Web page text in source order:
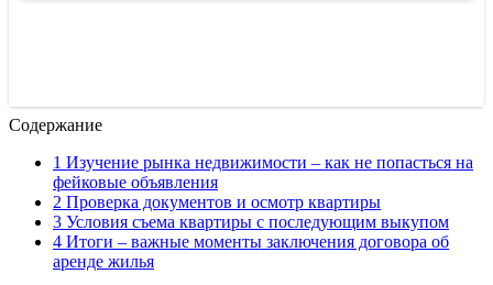
Содержание
1 Изучение рынка недвижимости – как не попасться на
фейковые объявления
2 Проверка документов и осмотр квартиры
3 Условия съема квартиры с последующим выкупом
4 Итоги – важные моменты заключения договора об
аренде жилья